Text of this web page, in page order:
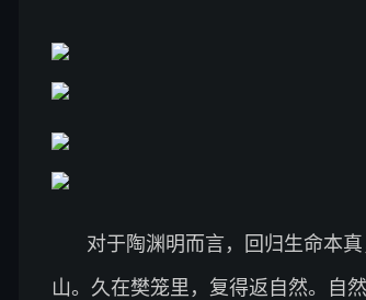
对于陶渊明而言，回归生命本
山。久在樊笼里，复得返自然。自